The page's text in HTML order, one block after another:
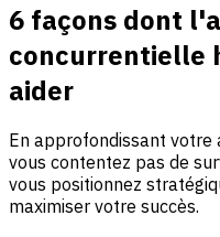
6 façons dont
concurrentielle
aider
En approfondissant votre
vous contentez pas de
vous positionnez
maximiser votre succès.